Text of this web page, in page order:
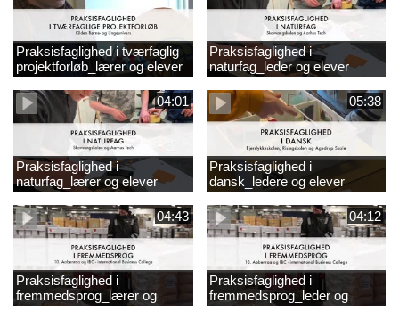
Praksisfaglighed i tværfaglig
projektforløb_lærer og elever
Praksisfaglighed i
naturfag_leder og elever
04:01
Praksisfaglighed i
naturfag_lærer og elever
05:38
Praksisfaglighed i
dansk_ledere og elever
04:43
Praksisfaglighed i
fremmedsprog_lærer og
elever
04:12
Praksisfaglighed i
fremmedsprog_leder og
elever